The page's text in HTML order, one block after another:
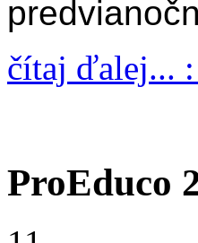
čítaj ďalej...
ProEduco